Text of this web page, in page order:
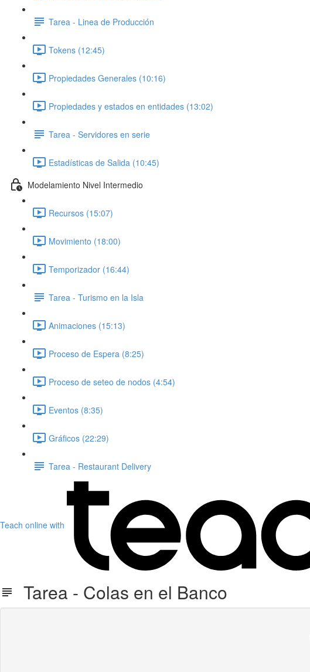
Tarea - Linea de Producción
Tokens (12:45)
Propiedades Generales (10:16)
Propiedades y estados en entidades (13:02)
Tarea - Servidores en serie
Estadísticas de Salida (10:45)
Modelamiento Nivel Intermedio
Recursos (15:07)
Movimiento (18:00)
Temporizador (16:44)
Tarea - Turismo en la Isla
Animaciones (15:13)
Proceso de Espera (8:25)
Proceso de seteo de nodos (4:54)
Eventos (8:35)
Gráficos (22:29)
Tarea - Restaurant Delivery
Teach online with
Tarea - Colas en el Banco